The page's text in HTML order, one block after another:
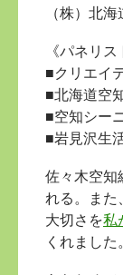
（株）北
《パネリス
■クリエイ
■北海道空
■空知シー
■岩見沢生
佐々木空知
れる。また
大切さを私
くれました